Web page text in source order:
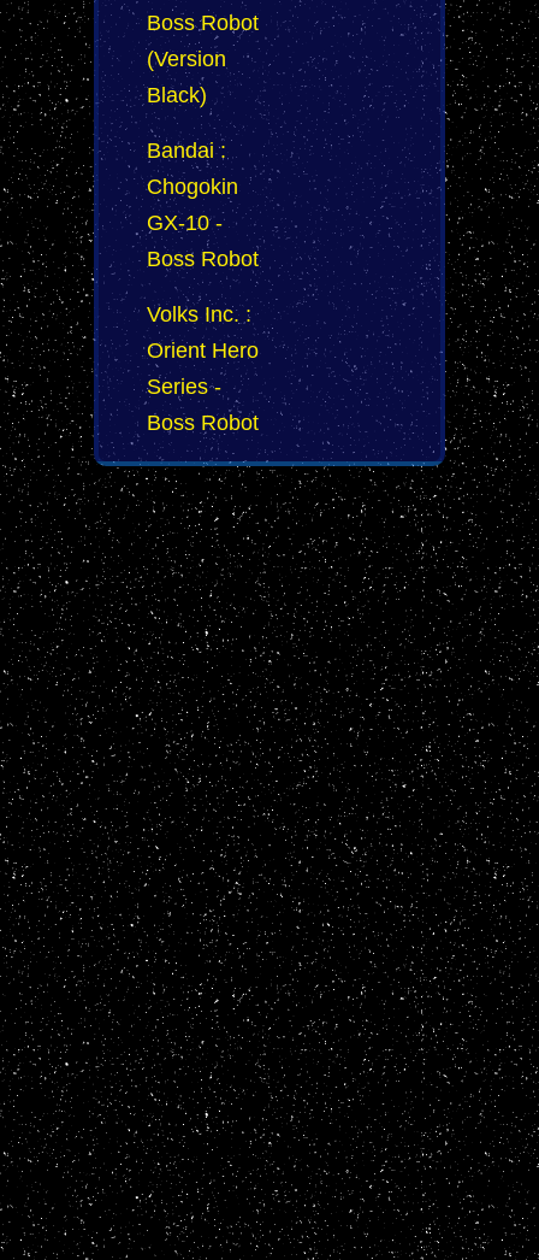
Boss Robot
(Version
Black)
Bandai :
Chogokin
GX-10 -
Boss Robot
Volks Inc. :
Orient Hero
Series -
Boss Robot